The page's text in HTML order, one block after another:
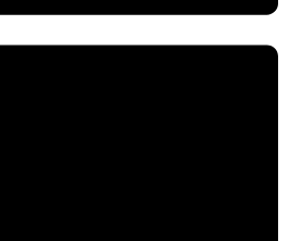
offset on value of type bool
wp-
pro/modules/dynamic-